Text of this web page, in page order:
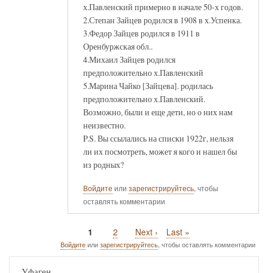
х.Павленский примерно в начале 50-х годов.
2.Степан Зайцев родился в 1908 в х.Успенка.
3.Федор Зайцев родился в 1911 в
Оренбуржская обл..
4.Михаил Зайцев родился
предположительно х.Павленский
5.Марина Чайко [Зайцева]. родилась
предположительно х.Павленский.
Возможно, были и еще дети, но о них нам
неизвестно.
P.S. Вы ссылались на списки 1922г, нельзя
ли их посмотреть, может я кого и нашел бы
из родных?
Войдите или зарегистрируйтесь, чтобы
оставлять комментарии
страниц
Текущая
страница
1 Page
2
Следующая
страница
Next ›
Последняя
страница
Last »
Войдитеилизарегистрируйтесь, чтобы оставлять комментарии